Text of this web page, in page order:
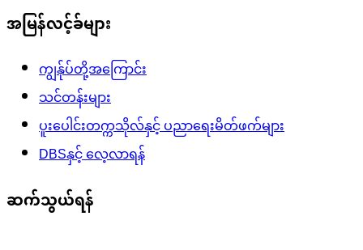
အမြန်လင့်ခ်များ
ကျွန်ုပ်တို့အကြောင်း
သင်တန်းများ
ပူးပေါင်းတက္ကသိုလ်နှင့် ပညာရေးမိတ်ဖက်များ
DBSနှင့် လေ့လာရန်
ဆက်သွယ်ရန်